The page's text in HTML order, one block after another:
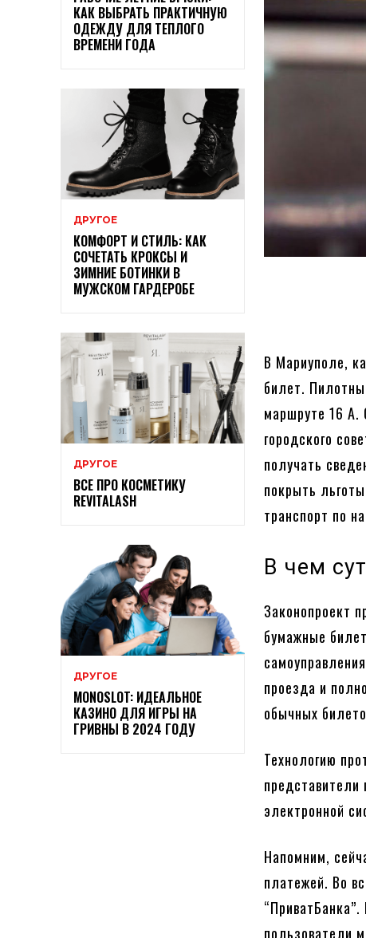
КАК ВЫБРАТЬ ПРАКТИЧНУЮ
ОДЕЖДУ ДЛЯ ТЕПЛОГО
ВРЕМЕНИ ГОДА
ДРУГОЕ
КОМФОРТ И СТИЛЬ: КАК
СОЧЕТАТЬ КРОКСЫ И
ЗИМНИЕ БОТИНКИ В
МУЖСКОМ ГАРДЕРОБЕ
ДРУГОЕ
ВСЕ ПРО КОСМЕТИКУ
REVITALASH
ДРУГОЕ
MONOSLOT: ИДЕАЛЬНОЕ
КАЗИНО ДЛЯ ИГРЫ НА
ГРИВНЫ В 2024 ГОДУ
В Мариуполе,
билет.
маршруте 16 А.
городского
получать
покрыть
транспорт по
В чем
Законопроект
бумажные
проезда и
обычных
Технологию
электронной
Напомним,
платежей. Во
пользователи